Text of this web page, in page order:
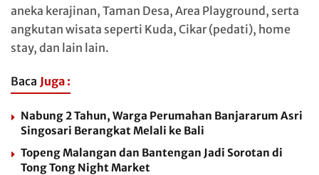
aneka kerajinan, Taman Desa, Area Playground, serta
angkutan wisata seperti Kuda, Cikar (pedati), home
stay, dan lain lain.
Baca Juga :
Nabung 2 Tahun, Warga Perumahan Banjararum Asri
Singosari Berangkat Melali ke Bali
Topeng Malangan dan Bantengan Jadi Sorotan di
Tong Tong Night Market